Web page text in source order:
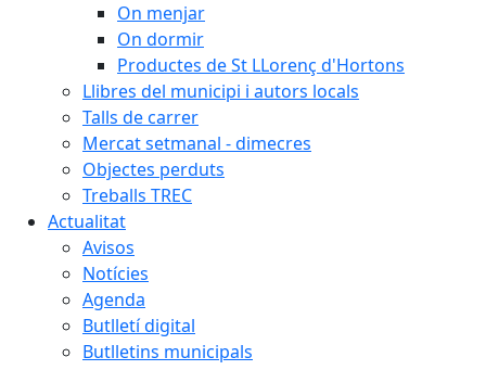
On menjar
On dormir
Productes de St LLorenç d'Hortons
Llibres del municipi i autors locals
Talls de carrer
Mercat setmanal - dimecres
Objectes perduts
Treballs TREC
Actualitat
Avisos
Notícies
Agenda
Butlletí digital
Butlletins municipals